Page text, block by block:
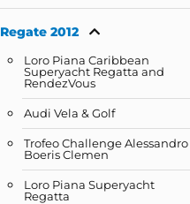
Regate 2012
Loro Piana Caribbean
Superyacht Regatta and
RendezVous
Audi Vela & Golf
Trofeo Challenge Alessandro
Boeris Clemen
Loro Piana Superyacht
Regatta